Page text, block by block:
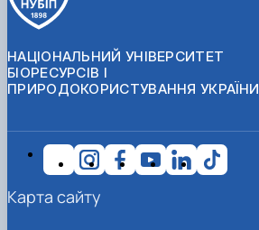
НАЦІОНАЛЬНИЙ УНІВЕРСИТЕТ
БІОРЕСУРСІВ І
ПРИРОДОКОРИСТУВАННЯ УКРАЇНИ
Карта сайту